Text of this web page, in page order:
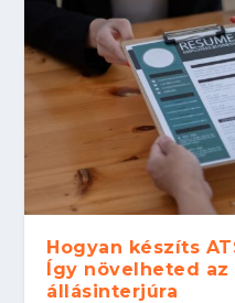
Hogyan készíts
Így növelheted az
állásinterjúra